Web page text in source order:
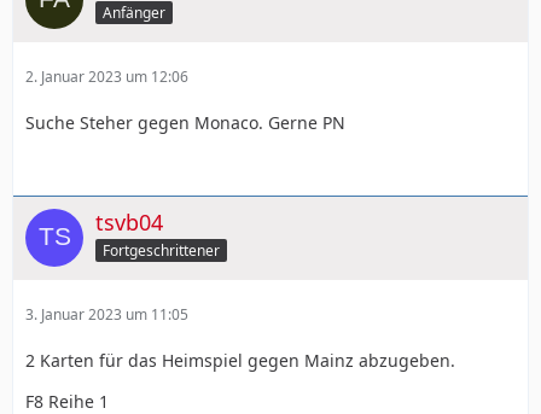
Anfänger
2. Januar 2023 um 12:06
Suche Steher gegen Monaco. Gerne PN
tsvb04
Fortgeschrittener
3. Januar 2023 um 11:05
2 Karten für das Heimspiel gegen Mainz abzugeben.
F8 Reihe 1